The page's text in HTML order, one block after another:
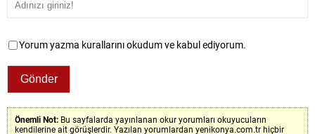
Yorum yazma kurallarını okudum ve kabul ediyorum.
Önemli Not: Bu sayfalarda yayınlanan okur yorumları okuyucuların
kendilerine ait görüşlerdir. Yazılan yorumlardan yenikonya.com.tr hiçbir